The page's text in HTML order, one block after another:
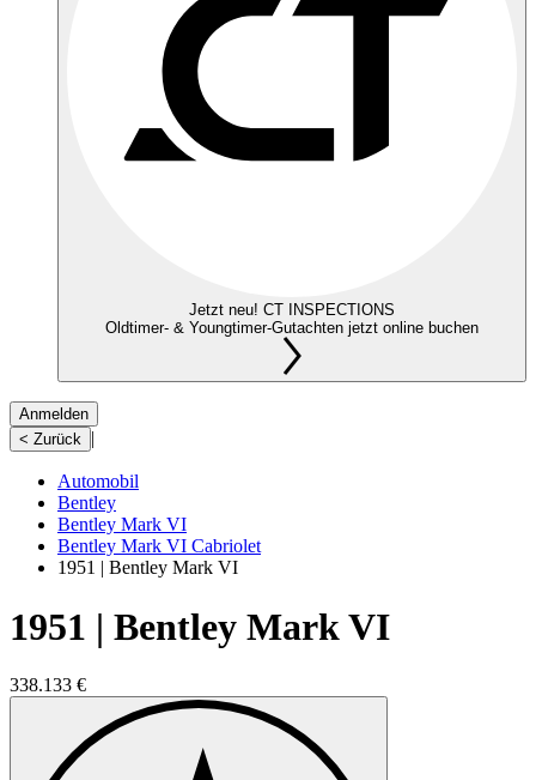
Jetzt neu! CT INSPECTIONS
Oldtimer- & Youngtimer-Gutachten jetzt online buchen
Anmelden
< Zurück |
Automobil
Bentley
Bentley Mark VI
Bentley Mark VI Cabriolet
1951 | Bentley Mark VI
1951 | Bentley Mark VI
338.133 €